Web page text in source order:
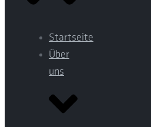
Startseite
Über
uns